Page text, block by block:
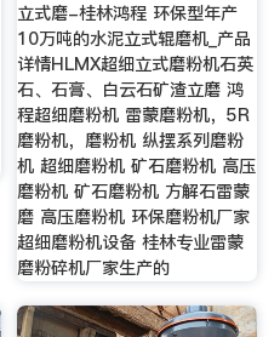
立式磨-桂林鸿程 环保型年产
10万吨的水泥立式辊磨机_产品
详情HLMX超细立式磨粉机石英
石、石膏、白云石矿渣立磨 鸿
程超细磨粉机 雷蒙磨粉机，5R
磨粉机，磨粉机 纵摆系列磨粉
机 超细磨粉机 矿石磨粉机 高压
磨粉机 矿石磨粉机 方解石雷蒙
磨 高压磨粉机 环保磨粉机厂家
超细磨粉机设备 桂林专业雷蒙
磨粉碎机厂家生产的